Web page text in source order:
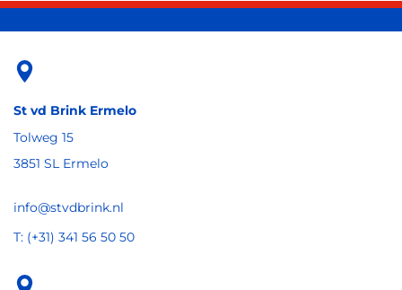
St vd Brink Ermelo
Tolweg 15
3851 SL Ermelo
info@stvdbrink.nl
T: (+31) 341 56 50 50